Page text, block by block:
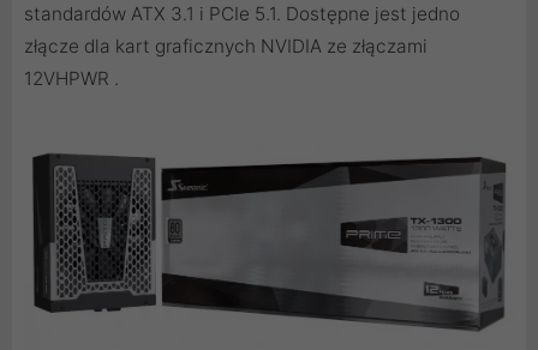
standardów ATX 3.1 i PCIe 5.1. Dostępne jest jedno
złącze dla kart graficznych NVIDIA ze złączami
12VHPWR .